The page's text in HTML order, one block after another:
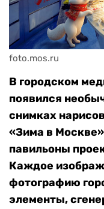
foto.mos.ru
В городском
появился
снимках
«Зима в
павильоны
Каждое
фотографию
элементы,